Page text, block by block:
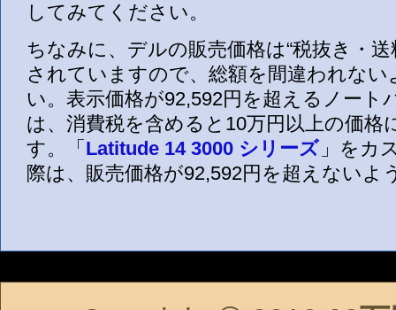
してみてください。
ちなみに、デルの販売価格は“税抜き・送
されていますので、総額を間違われな
い。表示価格が92,592円を超えるノート
は、消費税を含めると10万円以上の価格
す。「 Latitude 14 3000 シリーズ 」をカ
際は、販売価格が92,592円を超えないよ